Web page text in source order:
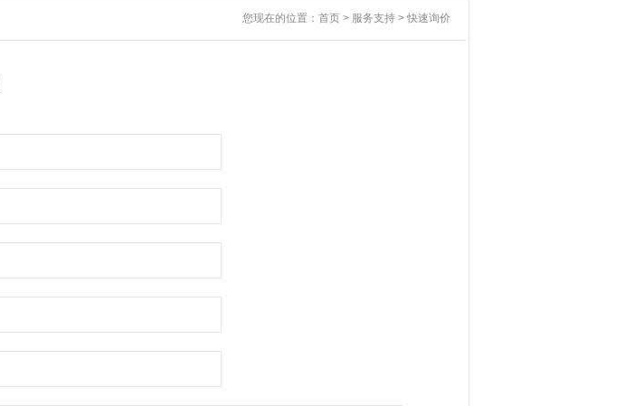
您现在的位置： 首页 > 服务支持 > 快速询价